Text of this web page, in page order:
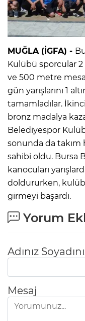
MUĞLA (İGFA) -
Kulübü sporcular
ve 500 metre
gün yarışlarını 1
tamamladılar.
bronz madalya
Belediyespor
sonunda da takım
sahibi oldu. Bursa
kanocuları
doldururken,
girmeyi başardı.
Yorum
Adınız
Mesaj